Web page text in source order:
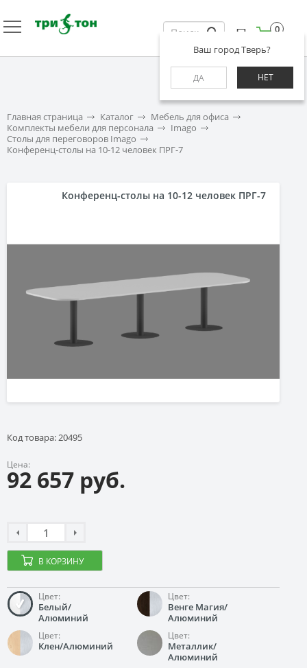
Ваш город Тверь?
ДА НЕТ
0
Главная страница Каталог
Мебель для офиса
Комплекты мебели для персонала
Imago
Столы для переговоров Imago
Конференц-столы на 10-12 человек ПРГ-7
Конференц-столы на 10-12 человек ПРГ-7
Код товара: 20495
Цена:
92 657 руб.
В КОРЗИНУ
Цвет:
Белый/
Алюминий
Цвет:
Венге Магия/
Алюминий
Цвет:
Клен/Алюминий
Цвет:
Металлик/
Алюминий